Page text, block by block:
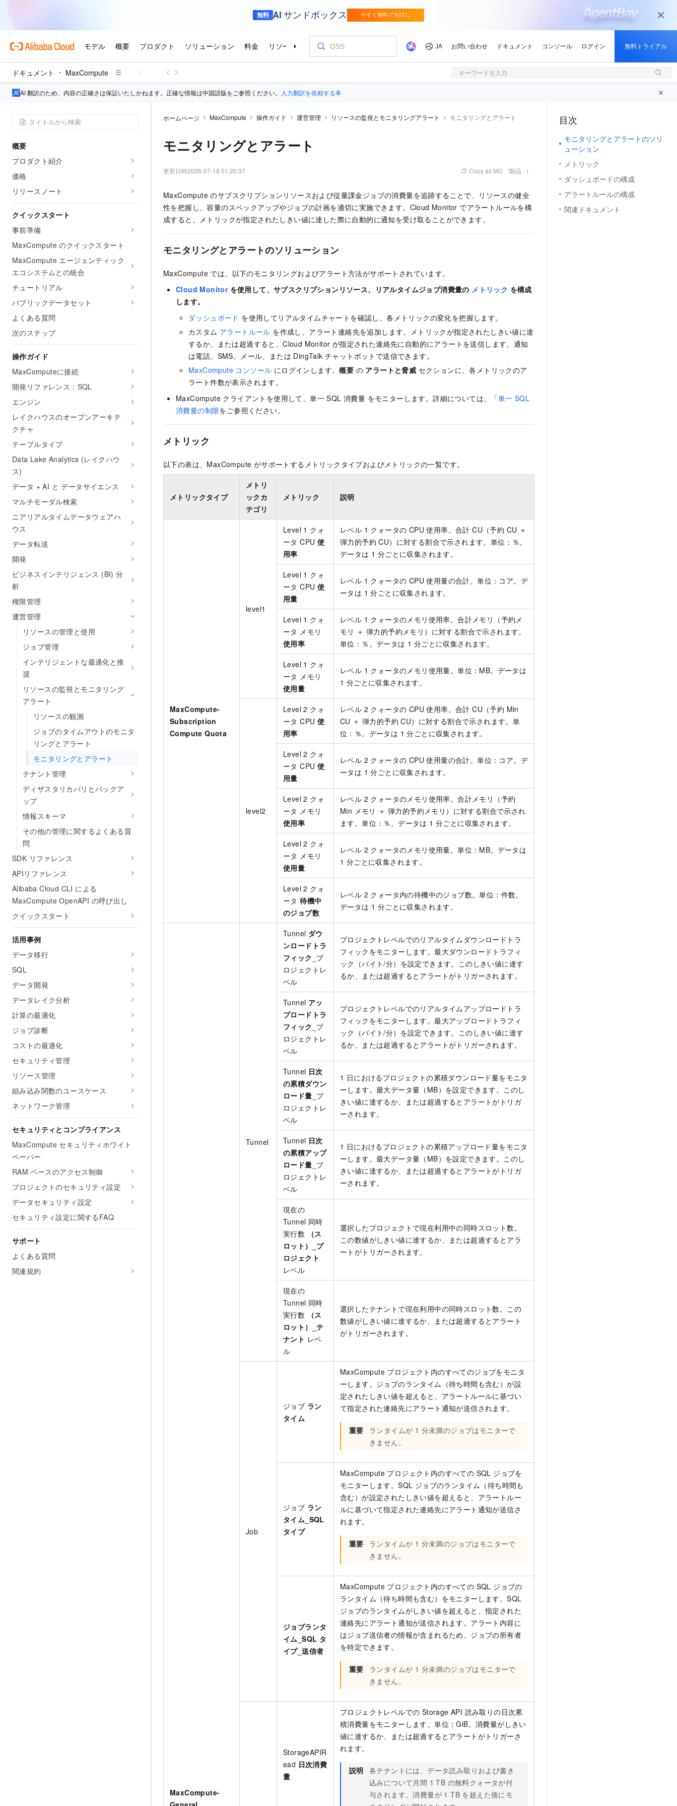
ドキュメント MaxCompute キーワードを入力
AI 翻訳のため、内容の正確さは保証いたしかねます。正確な情報は中国語版をご参照ください。 人力翻訳を依頼する
概要
プロダクト紹介
価格
リリースノート
クイックスタート
事前準備
MaxCompute のクイックスタート
MaxCompute エージェンティック
エコシステムとの統合
チュートリアル
パブリックデータセット
よくある質問
次のステップ
操作ガイド
MaxComputeに接続
開発リファレンス：SQL
エンジン
レイクハウスのオープンアーキテ
クチャ
テーブルタイプ
Data Lake Analytics (レイクハウ
ス)
データ + AI と データサイエンス
マルチモーダル検索
ニアリアルタイムデータウェアハ
ウス
データ転送
開発
ビジネスインテリジェンス (BI) 分
析
権限管理
運営管理
リソースの管理と使用
ジョブ管理
インテリジェントな最適化と推
奨
リソースの監視とモニタリング
アラート
リソースの観測
ジョブのタイムアウトのモニタ
リングとアラート
モニタリングとアラート
テナント管理
ディザスタリカバリとバックア
ップ
情報スキーマ
その他の管理に関するよくある質
問
SDK リファレンス
APIリファレンス
Alibaba Cloud CLI による
MaxCompute OpenAPI の呼び出し
クイックスタート
活用事例
データ移行
SQL
データ開発
データレイク分析
計算の最適化
ジョブ診断
コストの最適化
セキュリティ管理
リソース管理
組み込み関数のユースケース
ネットワーク管理
セキュリティとコンプライアンス
MaxCompute セキュリティホワイト
ペーパー
RAM ベースのアクセス制御
プロジェクトのセキュリティ設定
データセキュリティ設定
セキュリティ設定に関するFAQ
サポート
よくある質問
関連規約
ホームページ MaxCompute 操作ガイド 運営管理 リソースの監視とモニタリングアラート モニタリングとアラート
モニタリングとアラート
更新日時2026-07-18 01:20:37 Copy as MD 製品
MaxCompute のサブスクリプションリソースおよび従量課金ジョブの消費量を追跡することで、リソースの健全
性を把握し、容量のスペックアップやジョブの計画を適切に実施できます。Cloud Monitor でアラートルールを構
成すると、メトリックが指定されたしきい値に達した際に自動的に通知を受け取ることができます。
モニタリングとアラートのソリューション
MaxCompute では、以下のモニタリングおよびアラート方法がサポートされています。
Cloud Monitorを使用して、サブスクリプションリソース、リアルタイムジョブ消費量の メトリック を構成
します。
ダッシュボード を使用してリアルタイムチャートを確認し、各メトリックの変化を把握します。
カスタム アラートルール を作成し、アラート連絡先を追加します。メトリックが指定されたしきい値に達
するか、または超過すると、Cloud Monitor が指定された連絡先に自動的にアラートを送信します。通知
は電話、SMS、メール、または DingTalk チャットボットで送信できます。
MaxCompute コンソール にログインします。概要 の アラートと脅威 セクションに、各メトリックのア
ラート件数が表示されます。
MaxCompute クライアントを使用して、単一 SQL 消費量 をモニターします。詳細については、「単一 SQL
消費量の制限をご参照ください。
メトリック
以下の表は、MaxCompute がサポートするメトリックタイプおよびメトリックの一覧です。
メトリックタイプ
メトリ
ックカ
テゴリ
メトリック 説明
MaxCompute-
Subscription
Compute Quota
level1
Level 1 クォ
ータ CPU 使
用率
レベル 1 クォータの CPU 使用率。合計 CU（予約 CU ＋
弾力的予約 CU）に対する割合で示されます。単位：％。
データは 1 分ごとに収集されます。
Level 1 クォ
ータ CPU 使
用量
レベル 1 クォータの CPU 使用量の合計。単位：コア。デ
ータは 1 分ごとに収集されます。
Level 1 クォ
ータ メモリ
使用率
レベル 1 クォータのメモリ使用率。合計メモリ（予約メ
モリ ＋ 弾力的予約メモリ）に対する割合で示されます。
単位：％。データは 1 分ごとに収集されます。
Level 1 クォ
ータ メモリ
使用量
レベル 1 クォータのメモリ使用量。単位：MB。データは
1 分ごとに収集されます。
level2
Level 2 クォ
ータ CPU 使
用率
レベル 2 クォータの CPU 使用率。合計 CU（予約 Min
CU ＋ 弾力的予約 CU）に対する割合で示されます。単
位：％。データは 1 分ごとに収集されます。
Level 2 クォ
ータ CPU 使
用量
レベル 2 クォータの CPU 使用量の合計。単位：コア。デ
ータは 1 分ごとに収集されます。
Level 2 クォ
ータ メモリ
使用率
レベル 2 クォータのメモリ使用率。合計メモリ（予約
Min メモリ ＋ 弾力的予約メモリ）に対する割合で示され
ます。単位：％。データは 1 分ごとに収集されます。
Level 2 クォ
ータ メモリ
使用量
レベル 2 クォータのメモリ使用量。単位：MB。データは
1 分ごとに収集されます。
Level 2 クォ
ータ待機中
のジョブ数
レベル 2 クォータ内の待機中のジョブ数。単位：件数。
データは 1 分ごとに収集されます。
MaxCompute-
Tunnel
Tunnel ダウ
ンロードトラ
フィック _プ
ロジェクトレ
ベル
プロジェクトレベルでのリアルタイムダウンロードトラ
フィックをモニターします。最大ダウンロードトラフィ
ック（バイト/分）を設定できます。このしきい値に達す
るか、または超過するとアラートがトリガーされます。
Tunnel アッ
プロードトラ
フィック _プ
ロジェクトレ
ベル
プロジェクトレベルでのリアルタイムアップロードトラ
フィックをモニターします。最大アップロードトラフィ
ック（バイト/分）を設定できます。このしきい値に達す
るか、または超過するとアラートがトリガーされます。
Tunnel 日次
の累積ダウン
ロード量 _プ
ロジェクトレ
ベル
1 日におけるプロジェクトの累積ダウンロード量をモニタ
ーします。最大データ量（MB）を設定できます。このし
きい値に達するか、または超過するとアラートがトリガ
ーされます。
Tunnel 日次
の累積アップ
ロード量 _プ
ロジェクトレ
ベル
1 日におけるプロジェクトの累積アップロード量をモニタ
ーします。最大データ量（MB）を設定できます。このし
きい値に達するか、または超過するとアラートがトリガ
ーされます。
現在の
Tunnel 同時
実行数
（ス
ロット）_プ
ロジェクト
レベル
選択したプロジェクトで現在利用中の同時スロット数。
この数値がしきい値に達するか、または超過するとアラ
ートがトリガーされます。
現在の
Tunnel 同時
実行数
（ス
ロット）_テ
ナント レベ
ル
選択したテナントで現在利用中の同時スロット数。この
数値がしきい値に達するか、または超過するとアラート
がトリガーされます。
Job
ジョブ ラン
タイム
MaxCompute プロジェクト内のすべてのジョブをモニタ
ーします。ジョブのランタイム（待ち時間も含む）が設
定されたしきい値を超えると、アラートルールに基づい
て指定された連絡先にアラート通知が送信されます。
重要
ランタイムが 1 分未満のジョブはモニターで
きません。
ジョブ ラン
タイム_SQL
タイプ
MaxCompute プロジェクト内のすべての SQL ジョブを
モニターします。SQL ジョブのランタイム（待ち時間も
含む）が設定されたしきい値を超えると、アラートルー
ルに基づいて指定された連絡先にアラート通知が送信さ
れます。
重要
ランタイムが 1 分未満のジョブはモニターで
きません。
ジョブランタ
イム_SQL タ
イプ_送信者
MaxCompute プロジェクト内のすべての SQL ジョブの
ランタイム（待ち時間も含む）をモニターします。SQL
ジョブのランタイムがしきい値を超えると、指定された
連絡先にアラート通知が送信されます。アラート内容に
はジョブ送信者の情報が含まれるため、ジョブの所有者
を特定できます。
重要
ランタイムが 1 分未満のジョブはモニターで
きません。
StorageAPIR
ead 日次消費
量
プロジェクトレベルでの Storage API 読み取りの日次累
積消費量をモニターします。単位：GiB。消費量がしきい
値に達するか、または超過するとアラートがトリガーさ
れます。
説明 各テナントには、データ読み取りおよび書き
込みについて月間 1 TB の無料クォータが付
与されます。消費量が 1 TB を超えた後にモ
目次
モニタリングとアラートのソリ
ューション
メトリック
ダッシュボードの構成
アラートルールの構成
関連ドキュメント